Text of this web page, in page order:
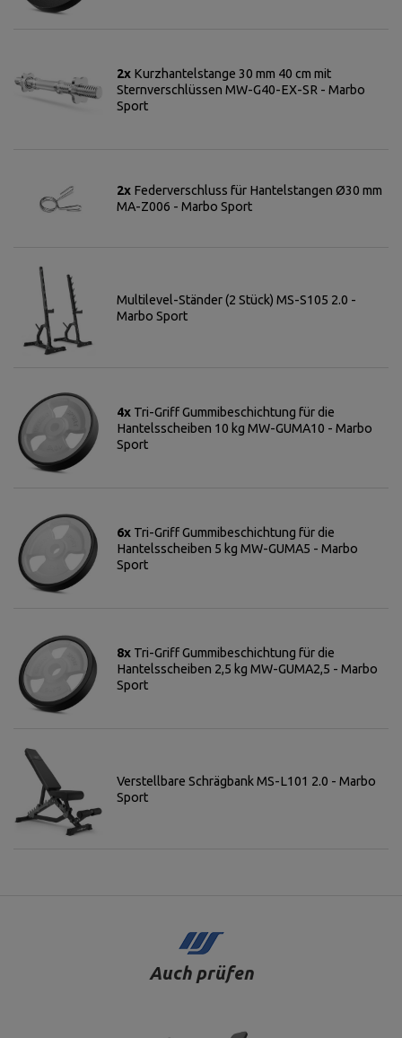
2x Kurzhantelstange 30 mm 40 cm mit
Sternverschlüssen MW-G40-EX-SR - Marbo
Sport
2x Federverschluss für Hantelstangen Ø30 mm
MA-Z006 - Marbo Sport
Multilevel-Ständer (2 Stück) MS-S105 2.0 -
Marbo Sport
4x Tri-Griff Gummibeschichtung für die
Hantelsscheiben 10 kg MW-GUMA10 - Marbo
Sport
6x Tri-Griff Gummibeschichtung für die
Hantelsscheiben 5 kg MW-GUMA5 - Marbo
Sport
8x Tri-Griff Gummibeschichtung für die
Hantelsscheiben 2,5 kg MW-GUMA2,5 - Marbo
Sport
Verstellbare Schrägbank MS-L101 2.0 - Marbo
Sport
Auch prüfen